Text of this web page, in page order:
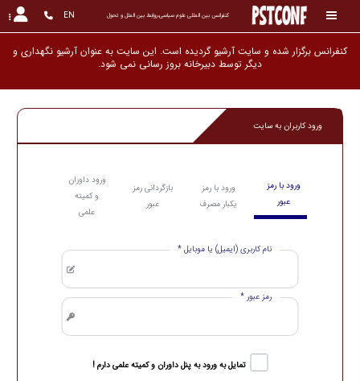
کنفرانس بین المللی علوم سیاسی،روابط بین الملل و تحول EN
کنفرانس برگزار شده و سایت آرشیو گردیده است. این سایت به عنوان آرشیو نگهداری و
دیگر توسط دبیرخانه بروز رسانی نمی شود.
ورود کاربران به سایت
ورود با رمز
عبور
ورود با رمز
یکبار مصرف
بازگردانی رمز
عبور
ورود داوران
و کمیته
علمی
نام کاربری (ایمیل) یا موبایل *
رمز عبور *
تمایل به ورود به پنل داوران و کمیته علمی دارم !